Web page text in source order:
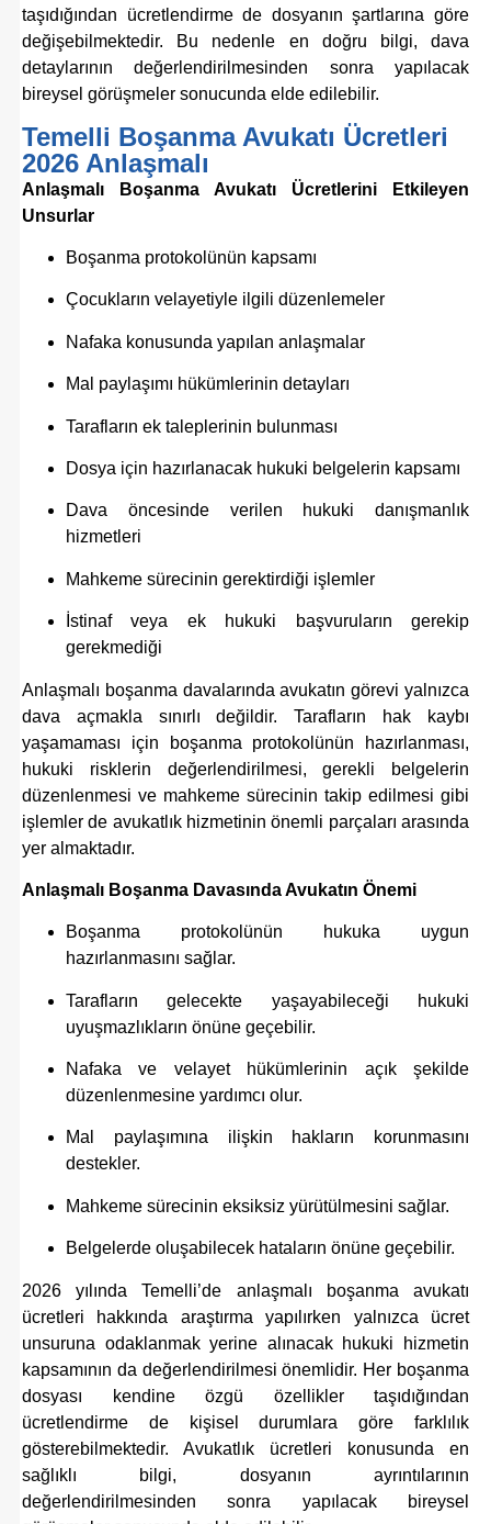
taşıdığından ücretlendirme de dosyanın şartlarına göre
değişebilmektedir. Bu nedenle en doğru bilgi, dava
detaylarının değerlendirilmesinden sonra yapılacak
bireysel görüşmeler sonucunda elde edilebilir.
Temelli Boşanma Avukatı Ücretleri
2026 Anlaşmalı
Anlaşmalı Boşanma Avukatı Ücretlerini Etkileyen
Unsurlar
Boşanma protokolünün kapsamı
Çocukların velayetiyle ilgili düzenlemeler
Nafaka konusunda yapılan anlaşmalar
Mal paylaşımı hükümlerinin detayları
Tarafların ek taleplerinin bulunması
Dosya için hazırlanacak hukuki belgelerin kapsamı
Dava öncesinde verilen hukuki danışmanlık
hizmetleri
Mahkeme sürecinin gerektirdiği işlemler
İstinaf veya ek hukuki başvuruların gerekip
gerekmediği
Anlaşmalı boşanma davalarında avukatın görevi yalnızca
dava açmakla sınırlı değildir. Tarafların hak kaybı
yaşamaması için boşanma protokolünün hazırlanması,
hukuki risklerin değerlendirilmesi, gerekli belgelerin
düzenlenmesi ve mahkeme sürecinin takip edilmesi gibi
işlemler de avukatlık hizmetinin önemli parçaları arasında
yer almaktadır.
Anlaşmalı Boşanma Davasında Avukatın Önemi
Boşanma protokolünün hukuka uygun
hazırlanmasını sağlar.
Tarafların gelecekte yaşayabileceği hukuki
uyuşmazlıkların önüne geçebilir.
Nafaka ve velayet hükümlerinin açık şekilde
düzenlenmesine yardımcı olur.
Mal paylaşımına ilişkin hakların korunmasını
destekler.
Mahkeme sürecinin eksiksiz yürütülmesini sağlar.
Belgelerde oluşabilecek hataların önüne geçebilir.
2026 yılında Temelli’de anlaşmalı boşanma avukatı
ücretleri hakkında araştırma yapılırken yalnızca ücret
unsuruna odaklanmak yerine alınacak hukuki hizmetin
kapsamının da değerlendirilmesi önemlidir. Her boşanma
dosyası kendine özgü özellikler taşıdığından
ücretlendirme de kişisel durumlara göre farklılık
gösterebilmektedir. Avukatlık ücretleri konusunda en
sağlıklı bilgi, dosyanın ayrıntılarının
değerlendirilmesinden sonra yapılacak bireysel